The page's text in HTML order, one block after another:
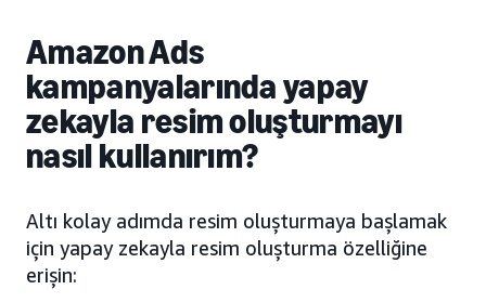
Amazon Ads
kampanyalarında yapay
zekayla resim oluşturmayı
nasıl kullanırım?
Altı kolay adımda resim oluşturmaya başlamak
için yapay zekayla resim oluşturma özelliğine
erişin: